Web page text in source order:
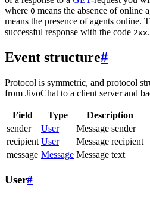
where 0 means the absence of online
means the presence of agents online.
successful response with the code 2xx.
Event structure#
Protocol is symmetric, and protocol
from JivoChat to a client server and
Field Type
Description
sender
User
Message sender
recipient User
Message recipient
message Message Message text
User#